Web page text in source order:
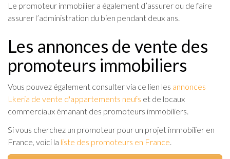
Le promoteur immobilier a également d’assurer ou de faire
assurer l’administration du bien pendant deux ans.
Les annonces de vente des
promoteurs immobiliers
Vous pouvez également consulter via ce lien les annonces
Lkeria de vente d'appartements neufs et de locaux
commerciaux émanant des promoteurs immobiliers.
Si vous cherchez un promoteur pour un projet immobilier en
France, voici la liste des promoteurs en France.